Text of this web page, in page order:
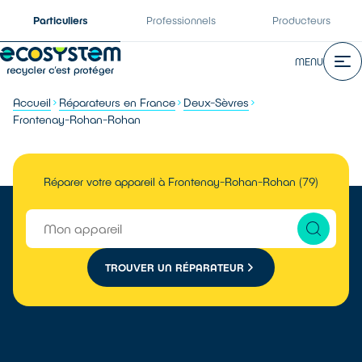
Particuliers Professionnels Producteurs
MENU
Accueil Réparateurs en France
Deux-Sèvres
Frontenay-Rohan-Rohan
Réparer votre appareil à Frontenay-Rohan-Rohan (79)
TROUVER UN RÉPARATEUR